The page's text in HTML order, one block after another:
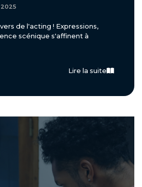
de l'acting ! Expressions,
scénique s'affinent à
Lire la suite